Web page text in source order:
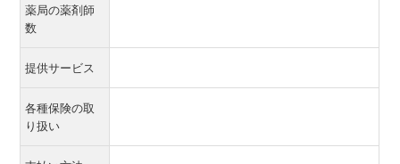
薬局の薬剤師
数
提供サービス
各種保険の取
り扱い